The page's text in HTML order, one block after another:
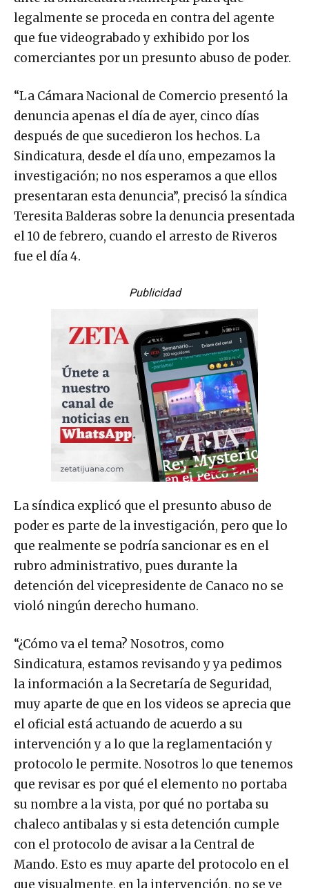
legalmente se proceda en contra del agente
que fue videograbado y exhibido por los
comerciantes por un presunto abuso de poder.
“La Cámara Nacional de Comercio presentó la
denuncia apenas el día de ayer, cinco días
después de que sucedieron los hechos. La
Sindicatura, desde el día uno, empezamos la
investigación; no nos esperamos a que ellos
presentaran esta denuncia”, precisó la síndica
Teresita Balderas sobre la denuncia presentada
el 10 de febrero, cuando el arresto de Riveros
fue el día 4.
Publicidad
La síndica explicó que el presunto abuso de
poder es parte de la investigación, pero que lo
que realmente se podría sancionar es en el
rubro administrativo, pues durante la
detención del vicepresidente de Canaco no se
violó ningún derecho humano.
“¿Cómo va el tema? Nosotros, como
Sindicatura, estamos revisando y ya pedimos
la información a la Secretaría de Seguridad,
muy aparte de que en los videos se aprecia que
el oficial está actuando de acuerdo a su
intervención y a lo que la reglamentación y
protocolo le permite. Nosotros lo que tenemos
que revisar es por qué el elemento no portaba
su nombre a la vista, por qué no portaba su
chaleco antibalas y si esta detención cumple
con el protocolo de avisar a la Central de
Mando. Esto es muy aparte del protocolo en el
que visualmente, en la intervención, no se ve